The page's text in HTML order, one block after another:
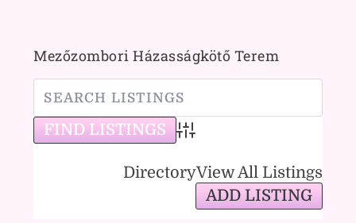
Mezőzombori Házasságkötő Terem
Advanced Search
DirectoryView All Listings
ADD LISTING